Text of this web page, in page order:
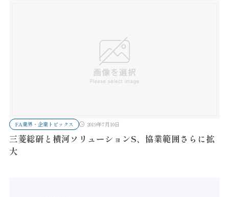
FA業界・企業トピックス 2019年7月10日
三菱総研と横河ソリューションS、協業範囲さらに拡
大